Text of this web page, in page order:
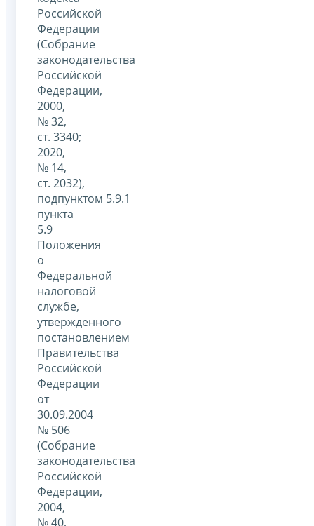
Российской
Федерации
(Собрание
законодательства
Российской
Федерации,
2000,
№ 32,
ст. 3340;
2020,
№ 14,
ст. 2032),
подпунктом 5.9.1
пункта
5.9
Положения
о
Федеральной
налоговой
службе,
утвержденного
постановлением
Правительства
Российской
Федерации
от
30.09.2004
№ 506
(Собрание
законодательства
Российской
Федерации,
2004,
№ 40,